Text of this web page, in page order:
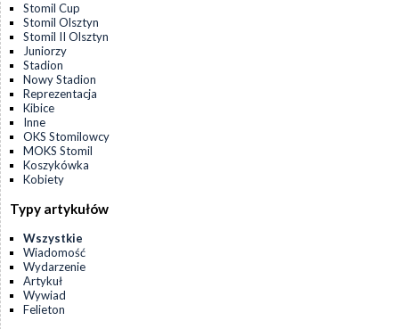
Stomil Cup
Stomil Olsztyn
Stomil II Olsztyn
Juniorzy
Stadion
Nowy Stadion
Reprezentacja
Kibice
Inne
OKS Stomilowcy
MOKS Stomil
Koszykówka
Kobiety
Typy artykułów
Wszystkie
Wiadomość
Wydarzenie
Artykuł
Wywiad
Felieton